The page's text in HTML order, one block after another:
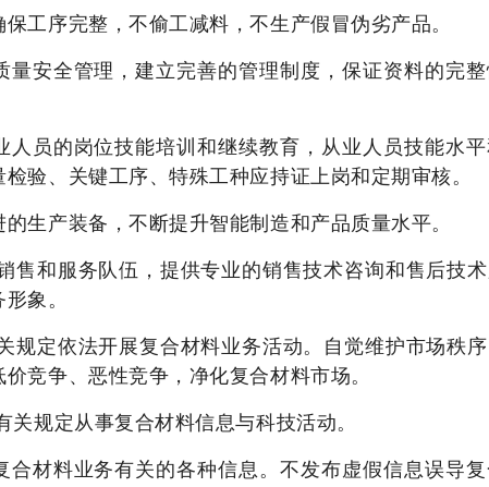
保工序完整，不偷工减料，不生产假冒伪劣产品。
量安全管理，建立完善的管理制度，保证资料的完
人员的岗位技能培训和继续教育，从业人员技能水
验、关键工序、特殊工种应持证上岗和定期审核。
的生产装备，不断提升智能制造和产品质量水平。
售和服务队伍，提供专业的销售技术咨询和售后技
象。
规定依法开展复合材料业务活动。自觉维护市场秩序
竞争、恶性竞争，净化复合材料市场。
关规定从事复合材料信息与科技活动。
合材料业务有关的各种信息。不发布虚假信息误导